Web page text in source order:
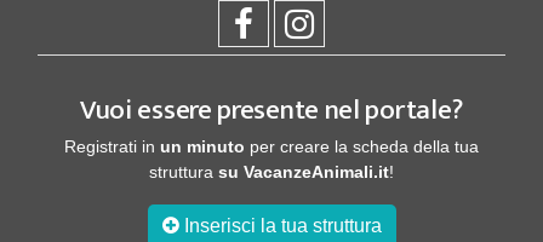
Vuoi essere presente nel portale?
Registrati in un minuto per creare la scheda della tua
struttura su VacanzeAnimali.it!
Inserisci la tua struttura